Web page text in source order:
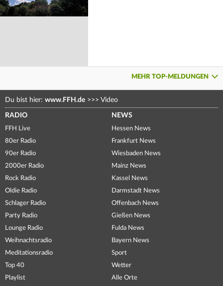
MEHR TOP-MELDUNGEN
Du bist hier: www.FFH.de >>> Video
RADIO
FFH Live
80er Radio
90er Radio
2000er Radio
Rock Radio
Oldie Radio
Schlager Radio
Party Radio
Lounge Radio
Weihnachtsradio
Meditationsradio
Top 40
Playlist
NEWS
Hessen News
Frankfurt News
Wiesbaden News
Mainz News
Kassel News
Darmstadt News
Offenbach News
Gießen News
Fulda News
Bayern News
Sport
Wetter
Alle Orte